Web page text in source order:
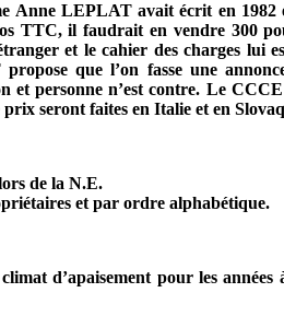
Anne LEPLAT avait écrit en
TTC, il faudrait en vendre 300
et le cahier des charges lui
que l’on fasse une
personne n’est contre. Le
prix seront faites en Italie et en
de la N.E.
et par ordre alphabétique.
d’apaisement pour les